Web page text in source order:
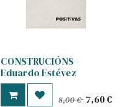
CONSTRUCIÓNS -
Eduardo Estévez
8,00€ 7,60€